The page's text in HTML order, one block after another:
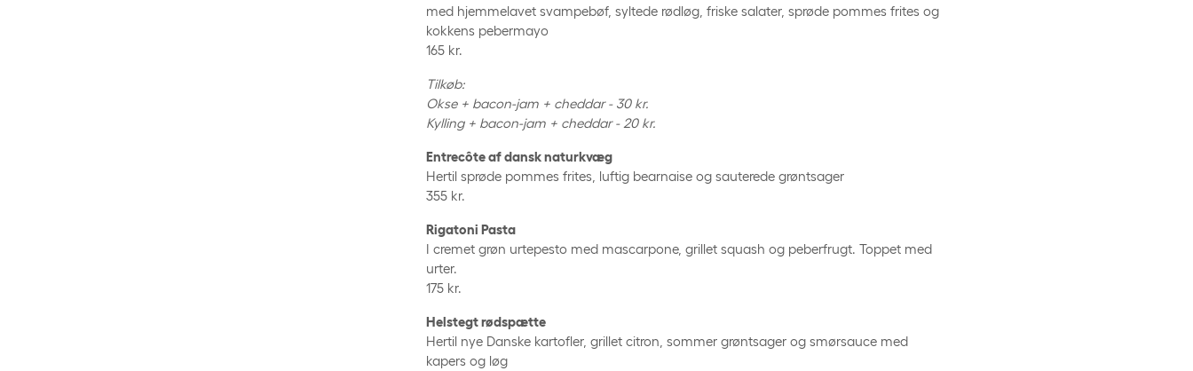
med hjemmelavet svampebøf, syltede rødløg, friske salater, sprøde pommes frites og
kokkens pebermayo
165 kr.
Tilkøb:
Okse + bacon-jam + cheddar - 30 kr.
Kylling + bacon-jam + cheddar - 20 kr.
Entrecôte af dansk naturkvæg
Hertil sprøde pommes frites, luftig bearnaise og sauterede grøntsager
355 kr.
Rigatoni Pasta
I cremet grøn urtepesto med mascarpone, grillet squash og peberfrugt. Toppet med
urter.
175 kr.
Helstegt rødspætte
Hertil nye Danske kartofler, grillet citron, sommer grøntsager og smørsauce med
kapers og løg